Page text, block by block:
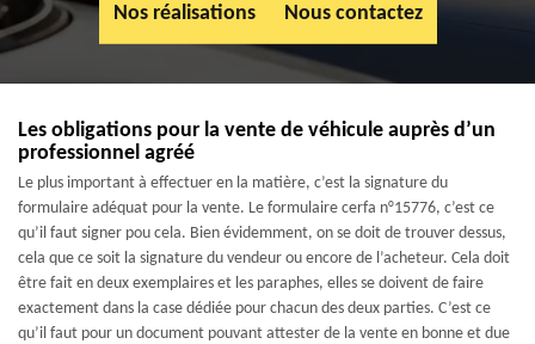
Nos réalisations Nous contactez
Les obligations pour la vente de véhicule auprès d’un
professionnel agréé
Le plus important à effectuer en la matière, c’est la signature du
formulaire adéquat pour la vente. Le formulaire cerfa n°15776, c’est ce
qu’il faut signer pou cela. Bien évidemment, on se doit de trouver dessus,
cela que ce soit la signature du vendeur ou encore de l’acheteur. Cela doit
être fait en deux exemplaires et les paraphes, elles se doivent de faire
exactement dans la case dédiée pour chacun des deux parties. C’est ce
qu’il faut pour un document pouvant attester de la vente en bonne et due